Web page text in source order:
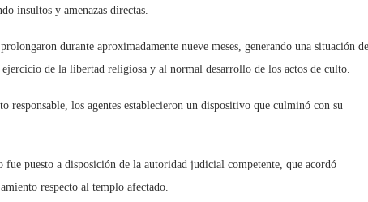
insultos y amenazas directas.
durante aproximadamente nueve meses, generando una situación de
de la libertad religiosa y al normal desarrollo de los actos de culto.
los agentes establecieron un dispositivo que culminó con su
puesto a disposición de la autoridad judicial competente, que acordó
respecto al templo afectado.